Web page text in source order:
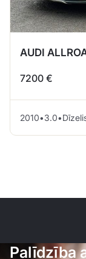
AUDI
7200 €
2010•3.0•
Palīdzība